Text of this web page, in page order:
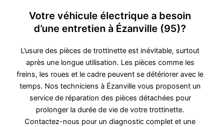
Votre véhicule électrique a besoin
d’une entretien à Ézanville (95)?
L’usure des pièces de trottinette est inévitable, surtout
après une longue utilisation. Les pièces comme les
freins, les roues et le cadre peuvent se détériorer avec le
temps. Nos techniciens à Ézanville vous proposent un
service de réparation des pièces détachées pour
prolonger la durée de vie de votre trottinette.
Contactez-nous pour un diagnostic complet et une